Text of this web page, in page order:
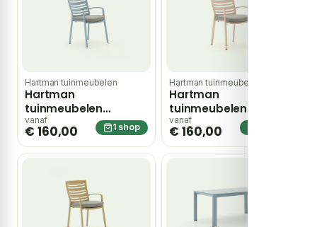
Hartman tuinmeubelen
Hartman
tuinmeubelen
Alexandra dining
tuinstoel stapelbaar
– Blauw
vanaf
€ 160,00 1 shop
Hartman tuinmeubelen
Hartman
tuinmeubelen
Alexandra dining
tuinstoel stapelbaar
– Roze
vanaf
€ 160,00